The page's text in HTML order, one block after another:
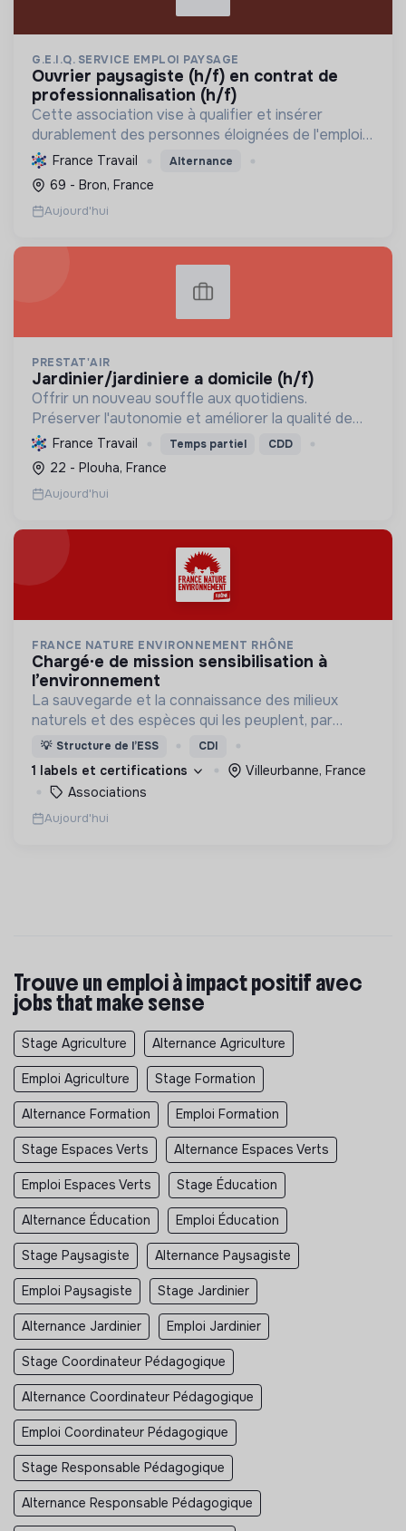
G.E.I.Q. SERVICE EMPLOI PAYSAGE
ouvrier paysagiste (h/f) en contrat de
professionnalisation (h/f)
Cette association vise à qualifier et insérer
durablement des personnes éloignées de l'emploi
dans les métiers du paysage, en développant des
compétences pour un cadre de vie et une nature
urbaine dur...
France Travail Alternance
69 - Bron, France
Aujourd'hui
PRESTAT'AIR
jardinier/jardiniere a domicile (h/f)
Offrir un nouveau souffle aux quotidiens.
Préserver l'autonomie et améliorer la qualité de
vie par des services à domicile variés : ménage,
transport, jardinage, soutien scolaire et garde
d'enfants.
France Travail Temps partiel CDD
22 - Plouha, France
Aujourd'hui
FRANCE NATURE ENVIRONNEMENT RHÔNE
chargé·e de mission sensibilisation à
l’environnement
La sauvegarde et la connaissance des milieux
naturels et des espèces qui les peuplent, par
l’expertise naturaliste ainsi que par la transmission
à tous publics et l’éducation des générations
futures.
💡 Structure de l’ESS CDI
1 labels et certifications
Villeurbanne, France
Associations
Aujourd'hui
Trouve un emploi à impact positif avec
jobs that make sense
Stage Agriculture Alternance Agriculture
Emploi Agriculture Stage Formation
Alternance Formation Emploi Formation
Stage Espaces Verts Alternance Espaces Verts
Emploi Espaces Verts Stage Éducation
Alternance Éducation Emploi Éducation
Stage Paysagiste Alternance Paysagiste
Emploi Paysagiste Stage Jardinier
Alternance Jardinier Emploi Jardinier
Stage Coordinateur Pédagogique
Alternance Coordinateur Pédagogique
Emploi Coordinateur Pédagogique
Stage Responsable Pédagogique
Alternance Responsable Pédagogique